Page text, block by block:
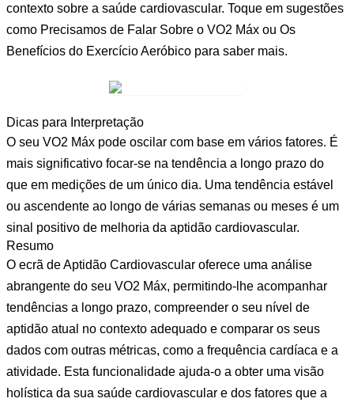
contexto sobre a saúde cardiovascular. Toque em sugestões
como Precisamos de Falar Sobre o VO2 Máx ou Os
Benefícios do Exercício Aeróbico para saber mais.
Dicas para Interpretação
O seu VO2 Máx pode oscilar com base em vários fatores. É
mais significativo focar-se na tendência a longo prazo do
que em medições de um único dia. Uma tendência estável
ou ascendente ao longo de várias semanas ou meses é um
sinal positivo de melhoria da aptidão cardiovascular.
Resumo
O ecrã de Aptidão Cardiovascular oferece uma análise
abrangente do seu VO2 Máx, permitindo-lhe acompanhar
tendências a longo prazo, compreender o seu nível de
aptidão atual no contexto adequado e comparar os seus
dados com outras métricas, como a frequência cardíaca e a
atividade. Esta funcionalidade ajuda-o a obter uma visão
holística da sua saúde cardiovascular e dos fatores que a